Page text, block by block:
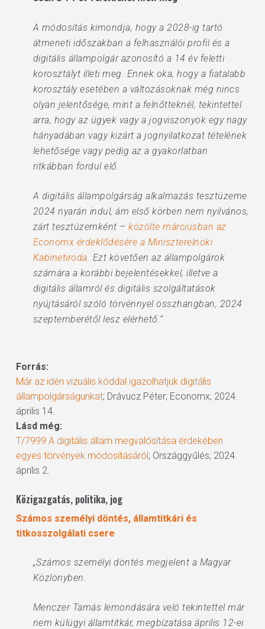
A módosítás kimondja, hogy a 2028-ig tartó
átmeneti időszakban a felhasználói profil és a
digitális állampolgár azonosító a 14 év feletti
korosztályt illeti meg. Ennek oka, hogy a fiatalabb
korosztály esetében a változásoknak még nincs
olyan jelentősége, mint a felnőtteknél, tekintettel
arra, hogy az ügyek vagy a jogviszonyok egy nagy
hányadában vagy kizárt a jognyilatkozat tételének
lehetősége vagy pedig az a gyakorlatban
ritkábban fordul elő.
A digitális állampolgárság alkalmazás tesztüzeme
2024 nyarán indul, ám első körben nem nyilvános,
zárt tesztüzemként –közölte márciusban az
Economx érdeklődésére a Miniszterelnöki
Kabinetiroda. Ezt követően az állampolgárok
számára a korábbi bejelentésekkel, illetve a
digitális államról és digitális szolgáltatások
nyújtásáról szóló törvénnyel összhangban, 2024
szeptemberétől lesz elérhető.”
Forrás:
Már az idén vizuális kóddal igazolhatjuk digitális
állampolgárságunkat; Drávucz Péter; Economx; 2024.
április 14.
Lásd még:
T/7999 A digitális állam megvalósítása érdekében
egyes törvények módosításáról; Országgyűlés; 2024.
április 2.
Közigazgatás, politika, jog
Számos személyi döntés, államtitkári és
titkosszolgálati csere
„Számos személyi döntés megjelent a Magyar
Közlönyben.
Menczer Tamás lemondására veló tekintettel már
nem külügyi államtitkár, megbízatása április 12-ei